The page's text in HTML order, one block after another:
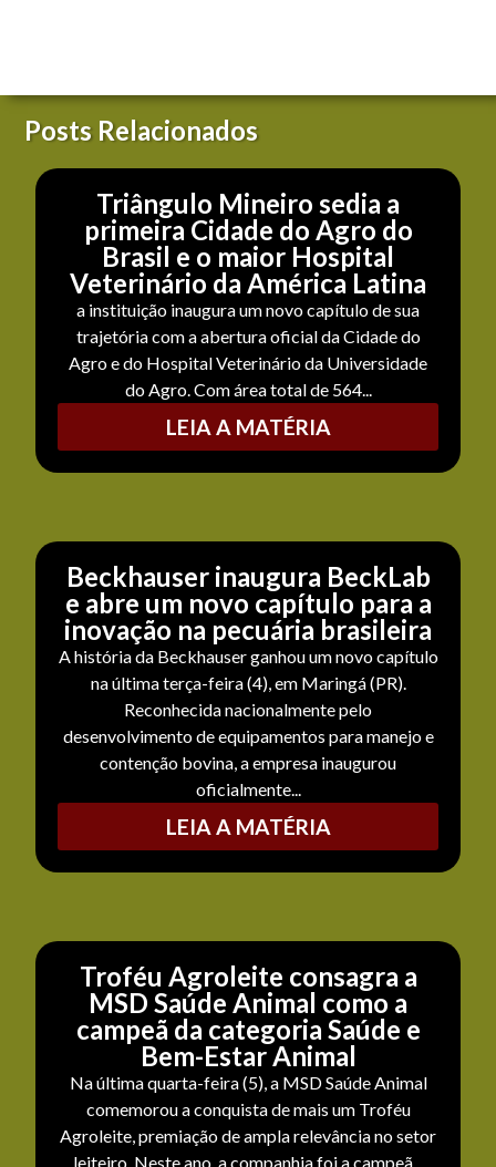
Posts Relacionados
Triângulo Mineiro sedia a
primeira Cidade do Agro do
Brasil e o maior Hospital
Veterinário da América Latina
a instituição inaugura um novo capítulo de sua
trajetória com a abertura oficial da Cidade do
Agro e do Hospital Veterinário da Universidade
do Agro. Com área total de 564...
LEIA A MATÉRIA
Beckhauser inaugura BeckLab
e abre um novo capítulo para a
inovação na pecuária brasileira
A história da Beckhauser ganhou um novo capítulo
na última terça-feira (4), em Maringá (PR).
Reconhecida nacionalmente pelo
desenvolvimento de equipamentos para manejo e
contenção bovina, a empresa inaugurou
oficialmente...
LEIA A MATÉRIA
Troféu Agroleite consagra a
MSD Saúde Animal como a
campeã da categoria Saúde e
Bem-Estar Animal
Na última quarta-feira (5), a MSD Saúde Animal
comemorou a conquista de mais um Troféu
Agroleite, premiação de ampla relevância no setor
leiteiro. Neste ano, a companhia foi a campeã...